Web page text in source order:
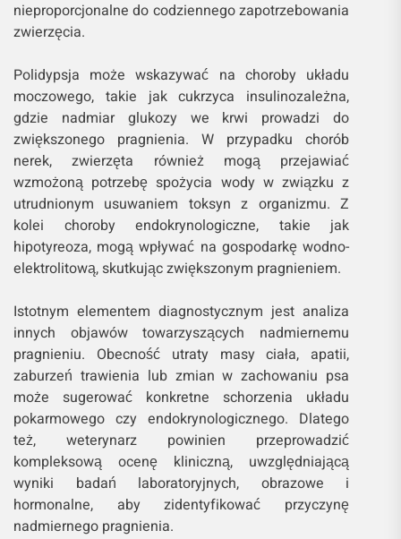
nieproporcjonalne do codziennego zapotrzebowania
zwierzęcia.
Polidypsja może wskazywać na choroby układu
moczowego, takie jak cukrzyca insulinozależna,
gdzie nadmiar glukozy we krwi prowadzi do
zwiększonego pragnienia. W przypadku chorób
nerek, zwierzęta również mogą przejawiać
wzmożoną potrzebę spożycia wody w związku z
utrudnionym usuwaniem toksyn z organizmu. Z
kolei choroby endokrynologiczne, takie jak
hipotyreoza, mogą wpływać na gospodarkę wodno-
elektrolitową, skutkując zwiększonym pragnieniem.
Istotnym elementem diagnostycznym jest analiza
innych objawów towarzyszących nadmiernemu
pragnieniu. Obecność utraty masy ciała, apatii,
zaburzeń trawienia lub zmian w zachowaniu psa
może sugerować konkretne schorzenia układu
pokarmowego czy endokrynologicznego. Dlatego
też, weterynarz powinien przeprowadzić
kompleksową ocenę kliniczną, uwzględniającą
wyniki badań laboratoryjnych, obrazowe i
hormonalne, aby zidentyfikować przyczynę
nadmiernego pragnienia.